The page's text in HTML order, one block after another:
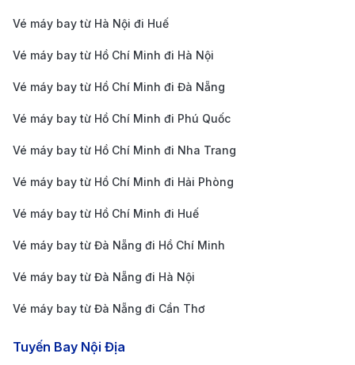
MYR (khoảng 555,000 - 685,000 VND), phụ thuộc
vào hãng xe và khoảng cách. Taxi mang đến sự
thoải mái và tiện lợi tối đa cho hành khách.
Kinh nghiệm đặt vé máy bay từ Đà
Để có được chuyến bay tiết kiệm và thuận lợi từ Đà
nghiệm sau:
Theo dõi chương trình khuyến mãi:
hàng không thường xuyên tổ chức các đợt giảm
giá vào các dịp lễ hoặc mùa thấp điểm. Bạn có thể
các ứng dụng, giúp chọn lựa chuyến bay phù hợp
Vé máy bay từ Hà Nội đi Huế
Vé máy bay từ Hồ Chí Minh đi Hà Nội
Vé máy bay từ Hồ Chí Minh đi Đà Nẵng
Vé máy bay từ Hồ Chí Minh đi Phú Quốc
Vé máy bay từ Hồ Chí Minh đi Nha Trang
Vé máy bay từ Hồ Chí Minh đi Hải Phòng
Vé máy bay từ Hồ Chí Minh đi Huế
Vé máy bay từ Đà Nẵng đi Hồ Chí Minh
Vé máy bay từ Đà Nẵng đi Hà Nội
Vé máy bay từ Đà Nẵng đi Cần Thơ
Tuyến Bay Nội Địa